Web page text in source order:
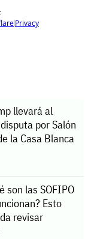
llevará al
por Salón
la Casa Blanca
son las SOFIPO
Esto
revisar